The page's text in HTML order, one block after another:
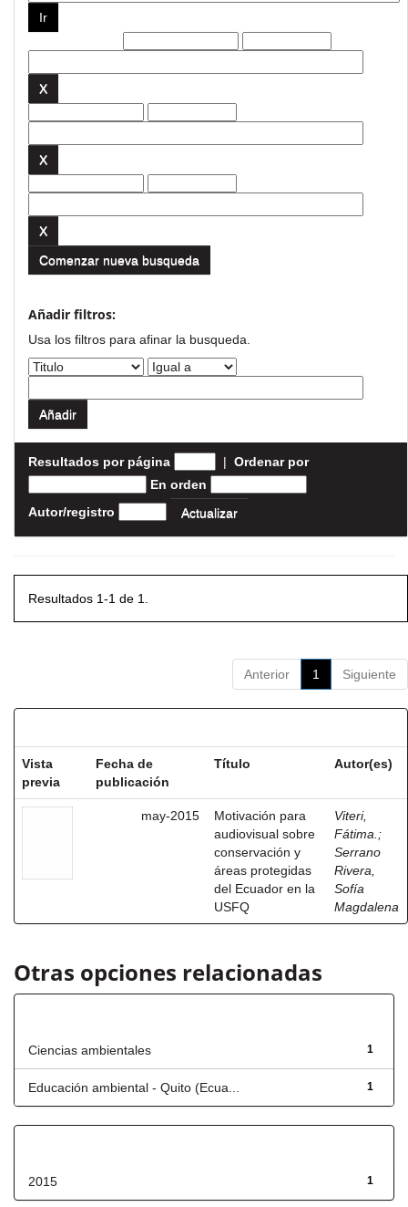
Comenzar nueva busqueda
Añadir filtros:
Usa los filtros para afinar la busqueda.
Resultados por página | Ordenar por
En orden
Autor/registro
Resultados 1-1 de 1.
Anterior 1 Siguiente
Vista
previa
Fecha de
publicación
Título Autor(es)
may-2015
Motivación para
audiovisual sobre
conservación y
áreas protegidas
del Ecuador en la
USFQ
Viteri,
Fátima. ;
Serrano
Rivera,
Sofía
Magdalena
Otras opciones relacionadas
1
Ciencias ambientales
1
Educación ambiental - Quito (Ecua...
1
2015